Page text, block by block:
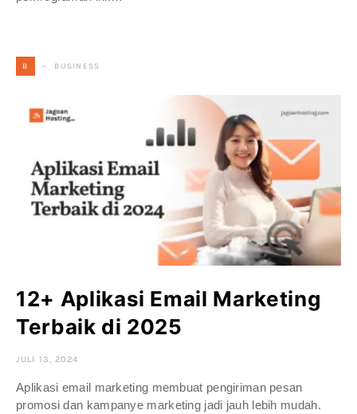
B BUSINESS
12+ Aplikasi Email Marketing
Terbaik di 2025
JULI 13, 2024
Aplikasi email marketing membuat pengiriman pesan
promosi dan kampanye marketing jadi jauh lebih mudah.